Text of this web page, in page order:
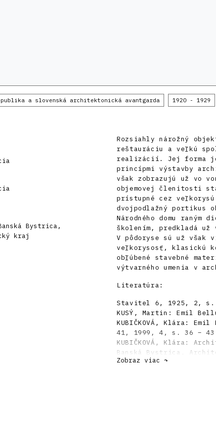
a slovenská architektonická avantgarda 1920 - 1929
Bystrica,
kraj
Rozsiahly nárožný
reštauráciu a veľkú
realizácií. Jej forma
princípmi výstavby
však zobrazujú už vo
objemovej členitosti
prístupné cez
dvojpodlažný portikus
Národného domu
školením, predkladá
V pôdoryse sú už však
veľkorysosť, klasickú
obľúbené stavebné
výtvarného umenia v
Literatúra:
Stavitel 6, 1925, 2, s.
KUSÝ, Martin: Emil
KUBIČKOVÁ, Klára:
41, 1999, 4, s. 36 –
KUBIČKOVÁ, Klára:
Banská Bystrica.
DULLA, Matúš –
Zobraz viac ↷